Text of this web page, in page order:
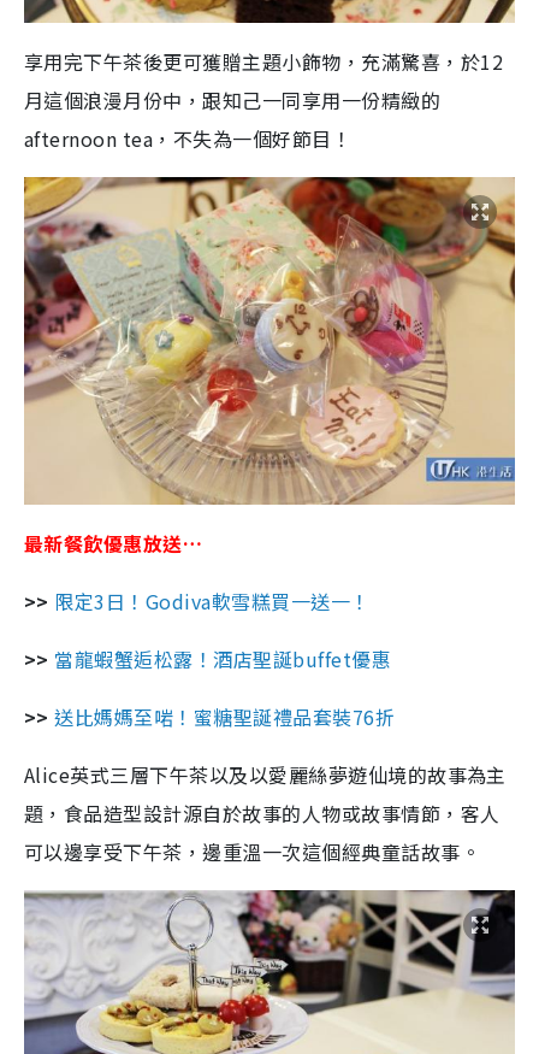
享用完下午茶後更可獲贈主題小飾物，充滿驚喜，於12
月這個浪漫月份中，跟知己一同享用一份精緻的
afternoon tea，不失為一個好節目！
最新餐飲優惠放送…
>> 限定3日！Godiva軟雪糕買一送一！
>> 當龍蝦蟹逅松露！酒店聖誕buffet優惠
>> 送比媽媽至啱！蜜糖聖誕禮品套裝76折
Alice英式三層下午茶以及以愛麗絲夢遊仙境的故事為主
題，食品造型設計源自於故事的人物或故事情節，客人
可以邊享受下午茶，邊重溫一次這個經典童話故事。